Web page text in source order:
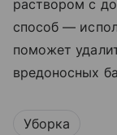
раствором с
способ —
поможет
вредоносных
Уборка